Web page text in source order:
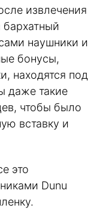
извлечения
бархатный
наушники и
бонусы,
находятся под
даже такие
чтобы было
вставку и
это
Dunu